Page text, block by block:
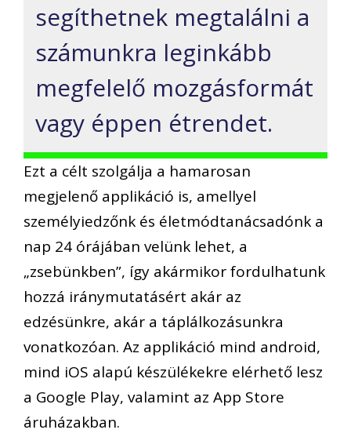
segíthetnek megtalálni a
számunkra leginkább
megfelelő mozgásformát
vagy éppen étrendet.
Ezt a célt szolgálja a hamarosan
megjelenő applikáció is, amellyel
személyiedzőnk és életmódtanácsadónk a
nap 24 órájában velünk lehet, a
„zsebünkben”, így akármikor fordulhatunk
hozzá iránymutatásért akár az
edzésünkre, akár a táplálkozásunkra
vonatkozóan. Az applikáció mind android,
mind iOS alapú készülékekre elérhető lesz
a Google Play, valamint az App Store
áruházakban.